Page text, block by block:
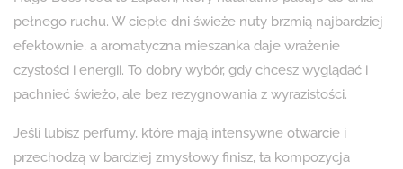
pełnego ruchu. W ciepłe dni świeże nuty brzmią najbardziej
efektownie, a aromatyczna mieszanka daje wrażenie
czystości i energii. To dobry wybór, gdy chcesz wyglądać i
pachnieć świeżo, ale bez rezygnowania z wyrazistości.
Jeśli lubisz perfumy, które mają intensywne otwarcie i
przechodzą w bardziej zmysłowy finisz, ta kompozycja